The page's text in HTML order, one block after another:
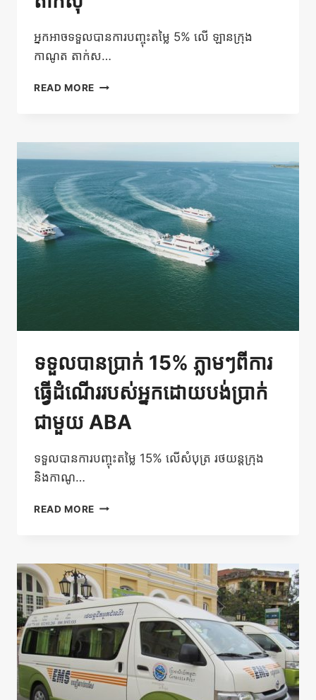
អ្នកអាចទទួលបានការបញ្ចុះតម្លៃ 5% លើ ឡានក្រុង
កាណូត តាក់ស…
READ MORE ការ
–
បញ្ចុះ
តម្លៃ​
5%
រថយន្ត
ក្រុង
ទទួលបានប្រាក់ 15% ភ្លាមៗពីការ
ធ្វើដំណើររបស់អ្នកដោយបង់ប្រាក់
ជាមួយ ABA
ទទួលបានការបញ្ចុះតម្លៃ 15% លើសំបុត្រ រថយន្តក្រុង
និងកាណូ…
READ MORE ទទួល
ភ្លាមៗពី
ការ
ធ្វើ
ដំណើរ
របស់
អ្នក
ដោយ
បង់
ប្រាក់